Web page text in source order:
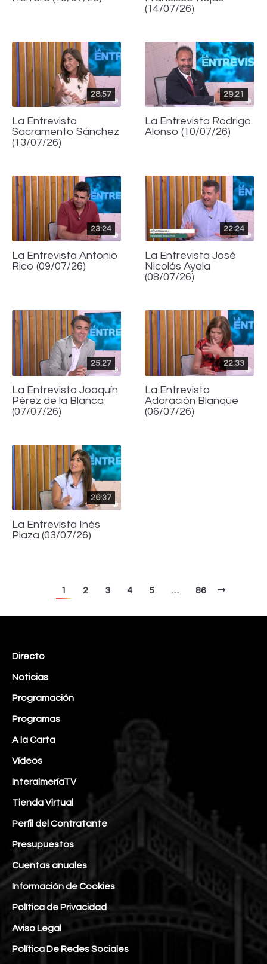
(14/07/26)
28:57
La Entrevista
Sacramento Sánchez
(13/07/26)
29:21
La Entrevista Rodrigo
Alonso (10/07/26)
23:24
La Entrevista Antonio
Rico (09/07/26)
22:24
La Entrevista José
Nicolás Ayala
(08/07/26)
25:27
La Entrevista Joaquín
Pérez de la Blanca
(07/07/26)
22:33
La Entrevista
Adoración Blanque
(06/07/26)
26:37
La Entrevista Inés
Plaza (03/07/26)
1 2 3 4 5 … 86
Directo
Noticias
Programación
Programas
A la Carta
Vídeos
InteralmeríaTV
Tienda Virtual
Perfil del Contratante
Presupuestos
Cuentas anuales
Información de Cookies
Política de Privacidad
Aviso Legal
Política De Redes Sociales